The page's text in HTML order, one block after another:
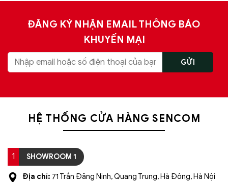
ĐĂNG KÝ NHẬN EMAIL THÔNG BÁO
KHUYẾN MẠI
HỆ THỐNG CỬA HÀNG SENCOM
1 SHOWROOM 1
Địa chỉ: 71 Trần Đăng Ninh, Quang Trung, Hà Đông, Hà Nội